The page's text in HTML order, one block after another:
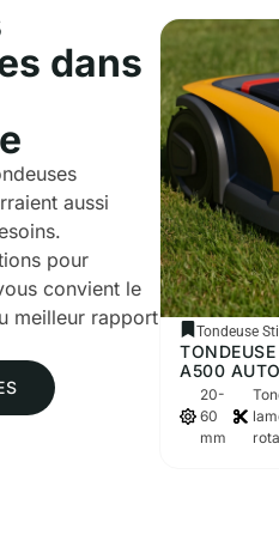
dans
aussi
pour
convient le
meilleur rapport
Tondeuse
A500
20-
60
mm